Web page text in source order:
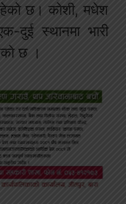
रहेको छ। कोशी, मधेश
दुई स्थानमा भारी
छ ।